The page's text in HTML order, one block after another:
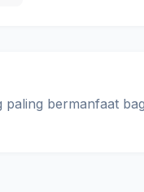
paling bermanfaat